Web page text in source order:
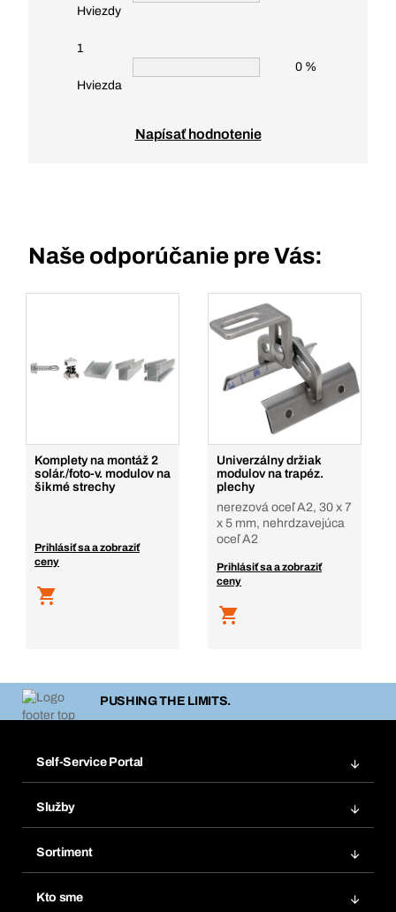
Hviezdy
1
Hviezda
0 %
Napísať hodnotenie
Naše odporúčanie pre Vás:
Komplety na montáž 2
solár./foto-v. modulov na
šikmé strechy
Prihlásiť sa a zobraziť
ceny
Univerzálny držiak
modulov na trapéz.
plechy
nerezová oceľ A2, 30 x 7
x 5 mm, nehrdzavejúca
oceľ A2
Prihlásiť sa a zobraziť
ceny
PUSHING THE LIMITS.
Self-Service Portal
Obľúbené
Opakované objednávky
Predplatné
Služby
Chemická databáza
Sortiment
Kto sme